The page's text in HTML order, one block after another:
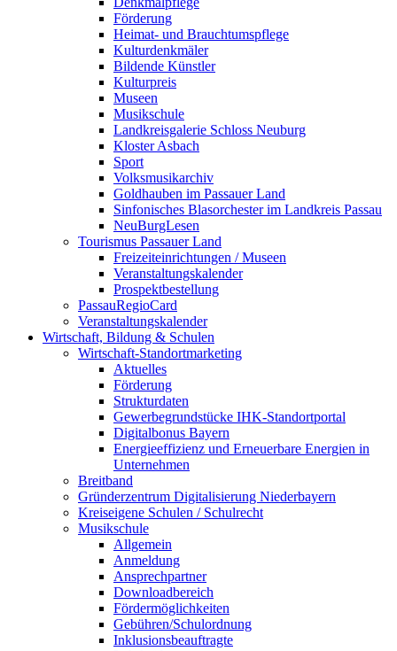
Förderung
Heimat- und Brauchtumspflege
Kulturdenkmäler
Bildende Künstler
Kulturpreis
Museen
Musikschule
Landkreisgalerie Schloss Neuburg
Kloster Asbach
Sport
Volksmusikarchiv
Goldhauben im Passauer Land
Sinfonisches Blasorchester im Landkreis Passau
NeuBurgLesen
Tourismus Passauer Land
Freizeiteinrichtungen / Museen
Veranstaltungskalender
Prospektbestellung
PassauRegioCard
Veranstaltungskalender
Wirtschaft, Bildung & Schulen
Wirtschaft-Standortmarketing
Aktuelles
Förderung
Strukturdaten
Gewerbegrundstücke IHK-Standortportal
Digitalbonus Bayern
Energieeffizienz und Erneuerbare Energien in
Unternehmen
Breitband
Gründerzentrum Digitalisierung Niederbayern
Kreiseigene Schulen / Schulrecht
Musikschule
Allgemein
Anmeldung
Ansprechpartner
Downloadbereich
Fördermöglichkeiten
Gebühren/Schulordnung
Inklusionsbeauftragte